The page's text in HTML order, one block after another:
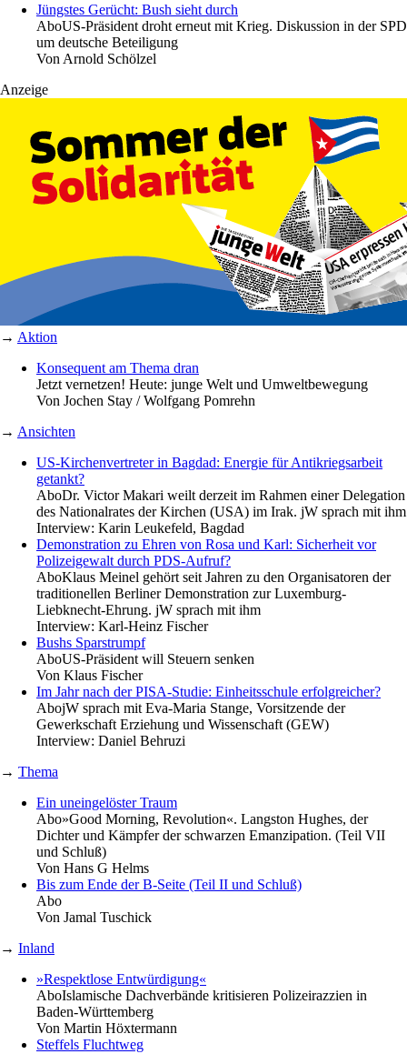
Jüngstes Gerücht: Bush sieht durch
AboUS-Präsident droht erneut mit Krieg. Diskussion in der SPD
um deutsche Beteiligung
Von Arnold Schölzel
Anzeige
→ Aktion
Konsequent am Thema dran
Jetzt vernetzen! Heute: junge Welt und Umweltbewegung
Von Jochen Stay / Wolfgang Pomrehn
→ Ansichten
US-Kirchenvertreter in Bagdad: Energie für Antikriegsarbeit
getankt?
AboDr. Victor Makari weilt derzeit im Rahmen einer Delegation
des Nationalrates der Kirchen (USA) im Irak. jW sprach mit ihm
Interview: Karin Leukefeld, Bagdad
Demonstration zu Ehren von Rosa und Karl: Sicherheit vor
Polizeigewalt durch PDS-Aufruf?
AboKlaus Meinel gehört seit Jahren zu den Organisatoren der
traditionellen Berliner Demonstration zur Luxemburg-
Liebknecht-Ehrung. jW sprach mit ihm
Interview: Karl-Heinz Fischer
Bushs Sparstrumpf
AboUS-Präsident will Steuern senken
Von Klaus Fischer
Im Jahr nach der PISA-Studie: Einheitsschule erfolgreicher?
AbojW sprach mit Eva-Maria Stange, Vorsitzende der
Gewerkschaft Erziehung und Wissenschaft (GEW)
Interview: Daniel Behruzi
→ Thema
Ein uneingelöster Traum
Abo»Good Morning, Revolution«. Langston Hughes, der
Dichter und Kämpfer der schwarzen Emanzipation. (Teil VII
und Schluß)
Von Hans G Helms
Bis zum Ende der B-Seite (Teil II und Schluß)
Abo
Von Jamal Tuschick
→ Inland
»Respektlose Entwürdigung«
AboIslamische Dachverbände kritisieren Polizeirazzien in
Baden-Württemberg
Von Martin Höxtermann
Steffels Fluchtweg